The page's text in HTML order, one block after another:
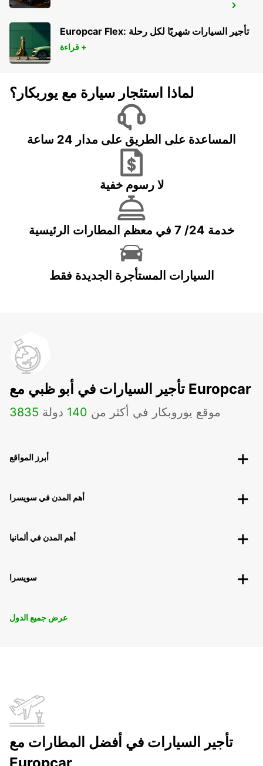
KFAR SABA
KFAR SABA - ISRAEL
Europcar Flex: تأجير السيارات شهريًا لكل رحلة
قراءة +
لماذا استئجار سيارة مع يوربكار؟
المساعدة على الطريق على مدار 24 ساعة
لا رسوم خفية
خدمة 24/ 7 في معظم المطارات الرئيسية
السيارات المستأجرة الجديدة فقط
تأجير السيارات في أبو ظبي مع Europcar
3835 موقع يوروبكار في أكثر من 140 دولة
أبرز المواقع
أهم المدن في سويسرا
أهم المدن في ألمانيا
سويسرا
عرض جميع الدول
تأجير السيارات في أفضل المطارات مع